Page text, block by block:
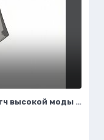
Элегантный силуэт: цифровой скетч высокой моды в студийном исполнении. Изображение из нейросети Flux 1